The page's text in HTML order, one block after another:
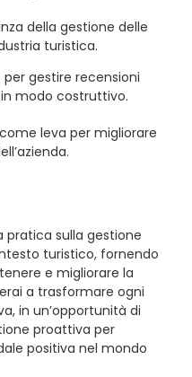
della gestione delle
turistica.
gestire recensioni
modo costruttivo.
leva per migliorare
sulla gestione
turistico, fornendo
e migliorare la
a trasformare ogni
in un’opportunità di
proattiva per
positiva nel mondo